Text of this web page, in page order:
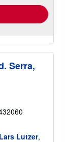
Serra,
Lutzer,